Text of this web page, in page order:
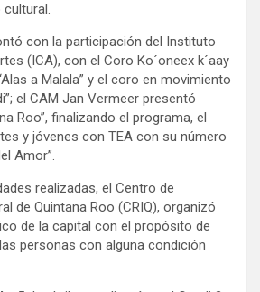
con la participación del Instituto
(ICA), con el Coro Ko´oneex k´aay
a Malala” y el coro en movimiento
el CAM Jan Vermeer presentó
Roo”, finalizando el programa, el
y jóvenes con TEA con su número
Amor”.
realizadas, el Centro de
de Quintana Roo (CRIQ), organizó
de la capital con el propósito de
personas con alguna condición